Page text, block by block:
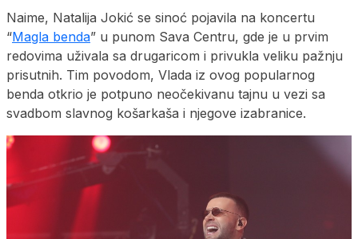
Naime, Natalija Jokić se sinoć pojavila na koncertu
“Magla benda” u punom Sava Centru, gde je u prvim
redovima uživala sa drugaricom i privukla veliku pažnju
prisutnih. Tim povodom, Vlada iz ovog popularnog
benda otkrio je potpuno neočekivanu tajnu u vezi sa
svadbom slavnog košarkaša i njegove izabranice.